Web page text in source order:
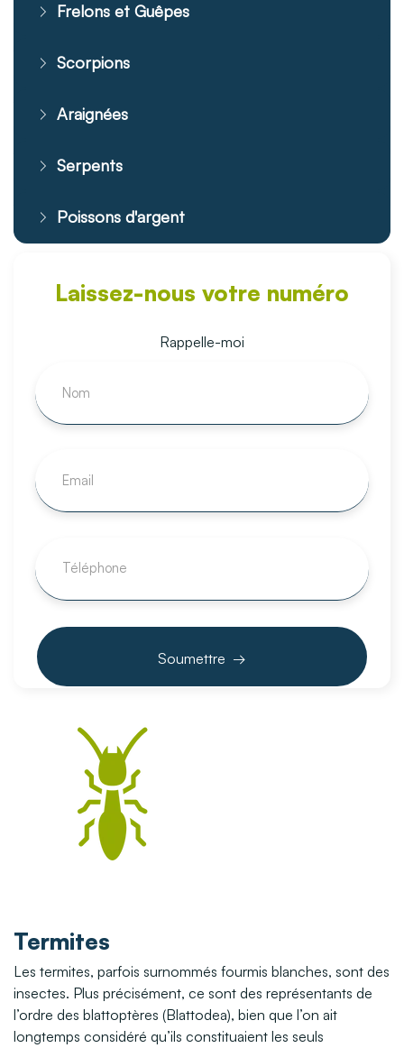
Frelons et Guêpes
Scorpions
Araignées
Serpents
Poissons d'argent
Laissez-nous votre numéro
Rappelle-moi
Termites
Les termites, parfois surnommés fourmis blanches, sont des
insectes. Plus précisément, ce sont des représentants de
l’ordre des blattoptères (Blattodea), bien que l’on ait
longtemps considéré qu’ils constituaient les seuls